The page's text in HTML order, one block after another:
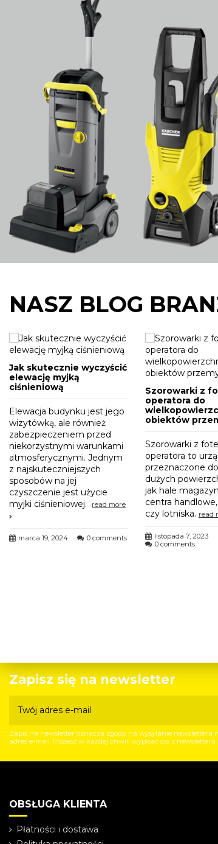
NASZ BLOG
Jak skutecznie wyczyścić
elewację myjką
ciśnieniową
Elewacja budynku jest jego
wizytówką, ale również
zabezpieczeniem przed
niekorzystnymi warunkami
atmosferycznymi. Jednym
z najskuteczniejszych
sposobów na jej
czyszczenie jest użycie
myjki ciśnieniowej.
read more
marca 19, 2024 0 comments
Szorowarki z
operatora do
obiektów
Szorowarki z
operatora to
przeznaczone
dużych
jak hale
centra
czy lotniska. read
listopada 7, 2023
0 comments
Zapisz się na newsletter
Zapis na newsletter oznacza zgodę na wysyłanie newslettera
adres e-mail. Możesz w każdej chwili wypisać się z newslettera.
OBSŁUGA KLIENTA
Płatności i dostawa